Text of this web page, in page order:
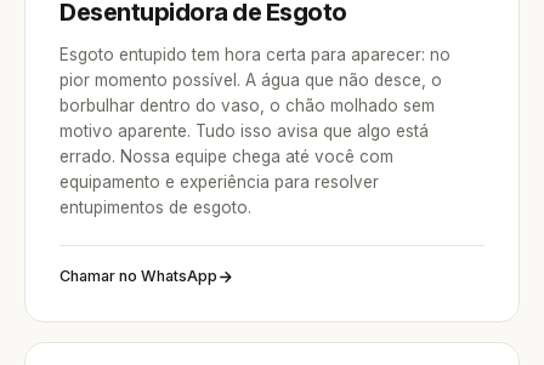
Desentupidora de Esgoto
Esgoto entupido tem hora certa para aparecer: no
pior momento possível. A água que não desce, o
borbulhar dentro do vaso, o chão molhado sem
motivo aparente. Tudo isso avisa que algo está
errado. Nossa equipe chega até você com
equipamento e experiência para resolver
entupimentos de esgoto.
Chamar no WhatsApp